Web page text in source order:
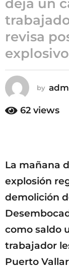
5
m
e
e
a
g
o
deja un
revisa
by
62 views
La mañana
explosión
demolición
como saldo
trabajador
Puerto